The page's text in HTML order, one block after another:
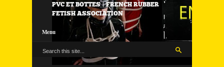
PVC ET BOTTES | FRENCH RUBBER
FETISH ASSOCIATION
Menu